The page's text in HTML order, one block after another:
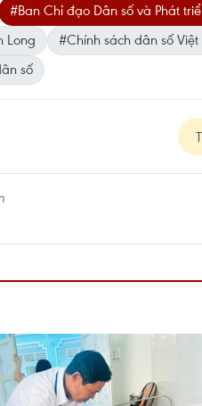
#Ban Chỉ đạo Dân số và Phát
Long
#Chính sách dân số
số